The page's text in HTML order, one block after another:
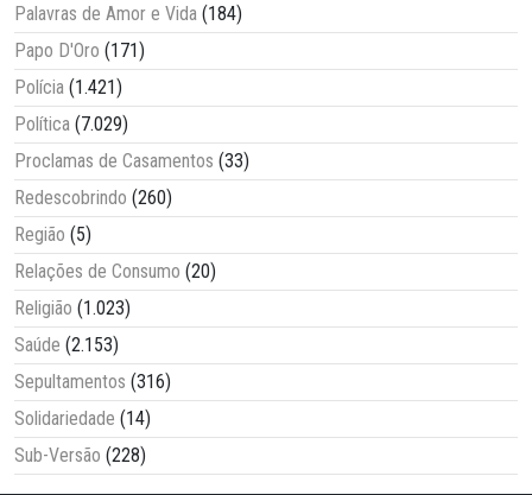
Palavras de Amor e Vida (184)
Papo D'Oro (171)
Polícia (1.421)
Política (7.029)
Proclamas de Casamentos (33)
Redescobrindo (260)
Região (5)
Relações de Consumo (20)
Religião (1.023)
Saúde (2.153)
Sepultamentos (316)
Solidariedade (14)
Sub-Versão (228)